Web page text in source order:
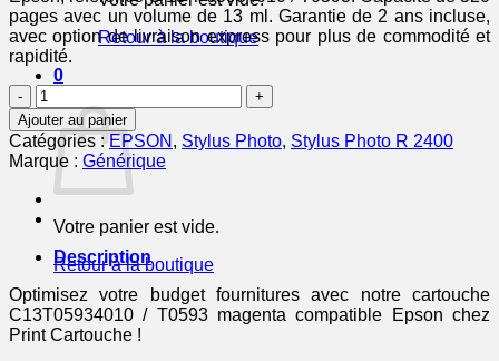
Retour à la boutique
0
Votre panier est vide.
Retour à la boutique
pages avec un volume de 13 ml. Garantie de 2 ans incluse,
avec option de livraison express pour plus de commodité et
rapidité.
quantité
de
C13T05934010
/
T0593
-
cartouche
compatible
Epson
magenta
Ajouter au panier
Catégories :EPSON , Stylus Photo, Stylus Photo R 2400
Marque : Générique
Description
Optimisez votre budget fournitures avec notre cartouche
C13T05934010 / T0593 magenta compatible Epson chez
Print Cartouche !